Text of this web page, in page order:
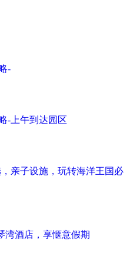
-
-上午到达园区
亲子设施，玩转海洋王国必
湾酒店，享惬意假期